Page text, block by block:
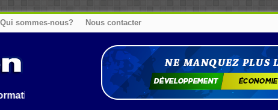
Qui sommes-nous? Nous contacter
en Afrique et dans le monde.